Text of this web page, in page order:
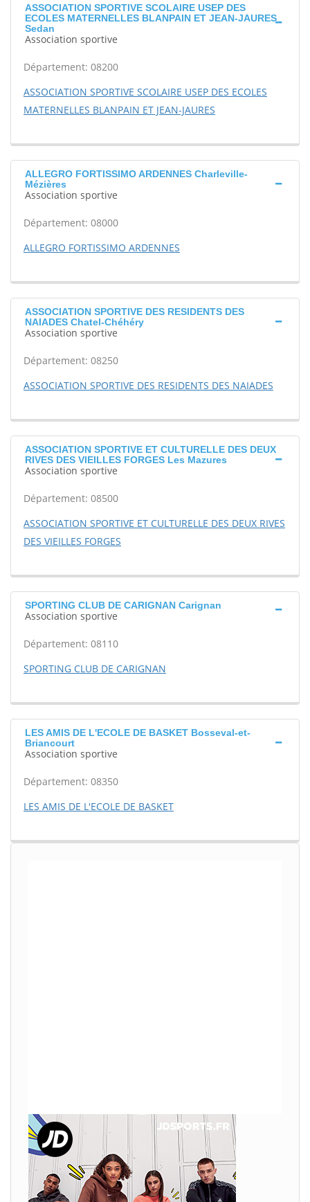
ASSOCIATION SPORTIVE SCOLAIRE USEP DES
ECOLES MATERNELLES BLANPAIN ET JEAN-JAURES
Sedan
Association sportive
Département: 08200
ASSOCIATION SPORTIVE SCOLAIRE USEP DES ECOLES
MATERNELLES BLANPAIN ET JEAN-JAURES
ALLEGRO FORTISSIMO ARDENNES Charleville-
Mézières
Association sportive
Département: 08000
ALLEGRO FORTISSIMO ARDENNES
ASSOCIATION SPORTIVE DES RESIDENTS DES
NAIADES Chatel-Chéhéry
Association sportive
Département: 08250
ASSOCIATION SPORTIVE DES RESIDENTS DES NAIADES
ASSOCIATION SPORTIVE ET CULTURELLE DES DEUX
RIVES DES VIEILLES FORGES Les Mazures
Association sportive
Département: 08500
ASSOCIATION SPORTIVE ET CULTURELLE DES DEUX RIVES
DES VIEILLES FORGES
SPORTING CLUB DE CARIGNAN Carignan
Association sportive
Département: 08110
SPORTING CLUB DE CARIGNAN
LES AMIS DE L'ECOLE DE BASKET Bosseval-et-
Briancourt
Association sportive
Département: 08350
LES AMIS DE L'ECOLE DE BASKET